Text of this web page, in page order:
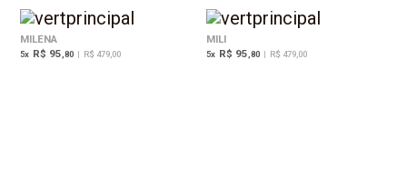
MILENA
5x R$ 95 ,80 | R$ 479,00
MILI
5x R$ 95 ,80 | R$ 479,00